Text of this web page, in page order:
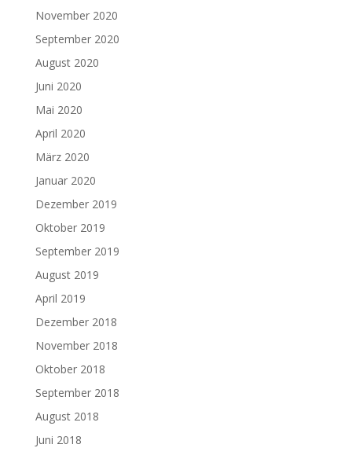
November 2020
September 2020
August 2020
Juni 2020
Mai 2020
April 2020
März 2020
Januar 2020
Dezember 2019
Oktober 2019
September 2019
August 2019
April 2019
Dezember 2018
November 2018
Oktober 2018
September 2018
August 2018
Juni 2018